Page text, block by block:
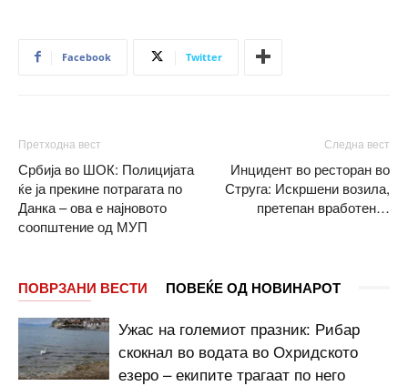
Facebook Twitter
Претходна вест
Србија во ШОК: Полицијата
ќе ја прекине потрагата по
Данка – ова е најновото
соопштение од МУП
Следна вест
Инцидент во ресторан во
Струга: Искршени возила,
претепан вработен…
ПОВРЗАНИ ВЕСТИ ПОВЕЌЕ ОД НОВИНАРОТ
Ужас на големиот празник: Рибар
скокнал во водата во Охридското
езеро – екипите трагаат по него